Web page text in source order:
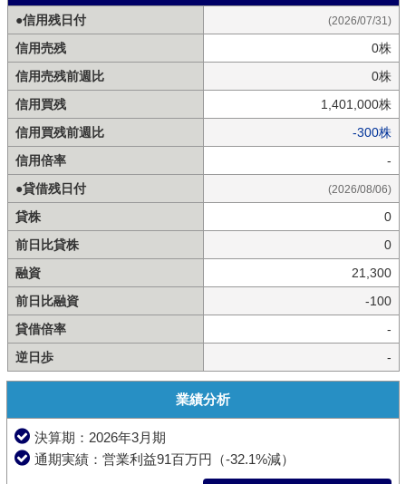
●信用残日付
(2026/07/31)
信用売残
0株
信用売残前週比
0株
信用買残
1,401,000株
信用買残前週比
-300株
信用倍率
-
●貸借残日付
(2026/08/06)
貸株
0
前日比貸株
0
融資
21,300
前日比融資
-100
貸借倍率
-
逆日歩
-
業績分析
決算期：2026年3月期
通期実績：営業利益91百万円（-32.1%減）